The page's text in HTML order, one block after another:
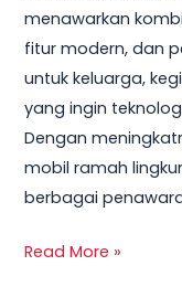
menawarkan
fitur modern, dan
untuk keluarga,
yang ingin
Dengan
mobil ramah
berbagai
Read More »